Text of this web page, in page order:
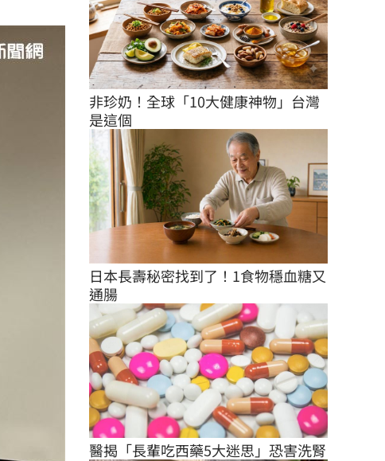
非珍奶！全球「10大健康神物」台灣
是這個
日本長壽秘密找到了！1食物穩血糖又
通腸
醫揭「長輩吃西藥5大迷思」恐害洗腎